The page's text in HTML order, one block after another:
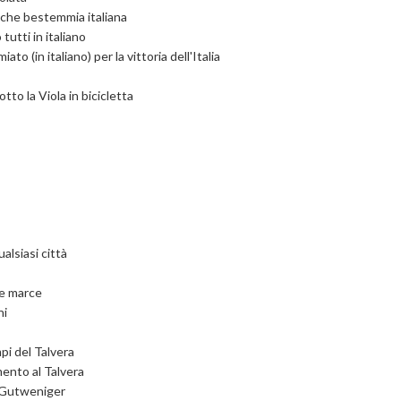
bestemmia italiana
tutti in italiano
(in italiano) per la vittoria dell'Italia
la Viola in bicicletta
città
marce
del Talvera
al Talvera